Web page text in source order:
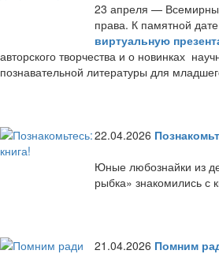
23 апреля —
права. К памятной
виртуальную
авторского творчества и о новинках
познавательной литературы для
22.04.2026
Юные любознайки из
рыбка» знакомились с
21.04.2026 Помним